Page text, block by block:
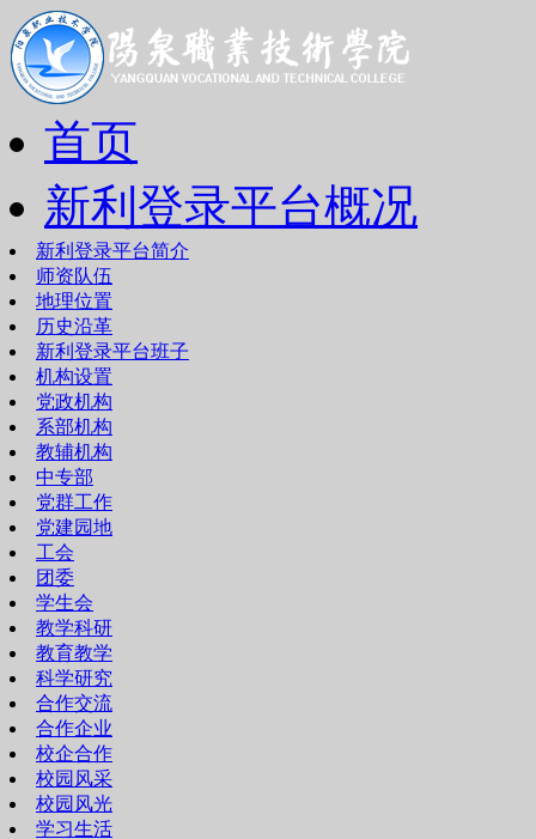
首页
新利登录平台概况
新利登录平台简介
师资队伍
地理位置
历史沿革
新利登录平台班子
机构设置
党政机构
系部机构
教辅机构
中专部
党群工作
党建园地
工会
团委
学生会
教学科研
教育教学
科学研究
合作交流
合作企业
校企合作
校园风采
校园风光
学习生活